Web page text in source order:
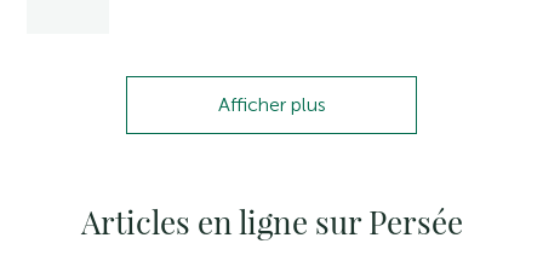
Afficher plus
Articles en ligne sur Persée